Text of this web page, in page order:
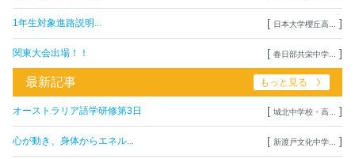
1年生対象進路説明... [ 日本大学櫻丘高... ]
関東大会出場！！ [ 春日部共栄中学... ]
最新記事 もっと見る
オーストラリア語学研修第3日 [ 城北中学校・高... ]
心が動き、身体からエネル... [ 新渡戸文化中学... ]